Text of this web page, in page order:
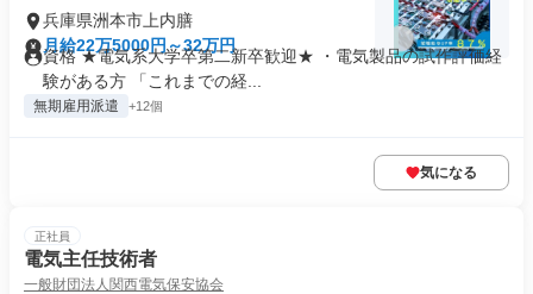
兵庫県洲本市上内膳
月給22万5000円～32万円
資格 ★電気系大学卒第二新卒歓迎★ ・電気製品の試作評価経
験がある方 「これまでの経...
無期雇用派遣 +12個
気になる
正社員
電気主任技術者
一般財団法人関西電気保安協会